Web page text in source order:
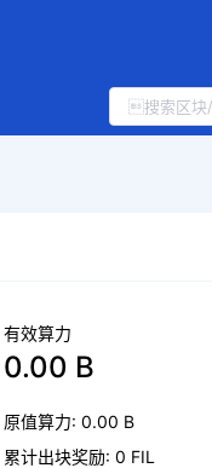
有效算力
0.00 B
原值算力: 0.00 B
累计出块奖励: 0 FIL